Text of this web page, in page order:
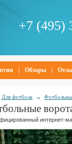
+7 (495)
Обзоры
Для футбола →
интернет-